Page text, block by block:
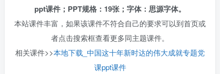
ppt课件；PPT规格：19张；字体：思源字体。
本站课件丰富，如果该课件不符合自己的要求可以到首页或
者点击搜索框查看更多同主题课件。
相关课件>>本地下载_中国这十年新时达的伟大成就专题党
课ppt课件